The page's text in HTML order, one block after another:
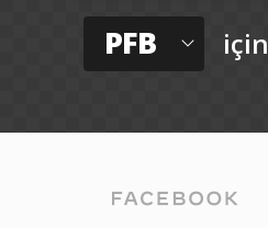
PFB için